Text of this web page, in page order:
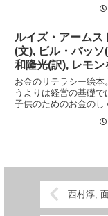
西崎憲(著), 大森
集), NOVA 2 書き
本SFコレクション
なき声満ちて風" など
品も多くばらつきが
東浩紀や宮部みゆきと
まりSF作家として...
ルイズ・アームス
(文), ビル・バッソ
和隆光(訳), レモン
かえる法
お金のリテラシー絵本
うよりは経営の基礎で
子供のためのお金のし
西村淳,